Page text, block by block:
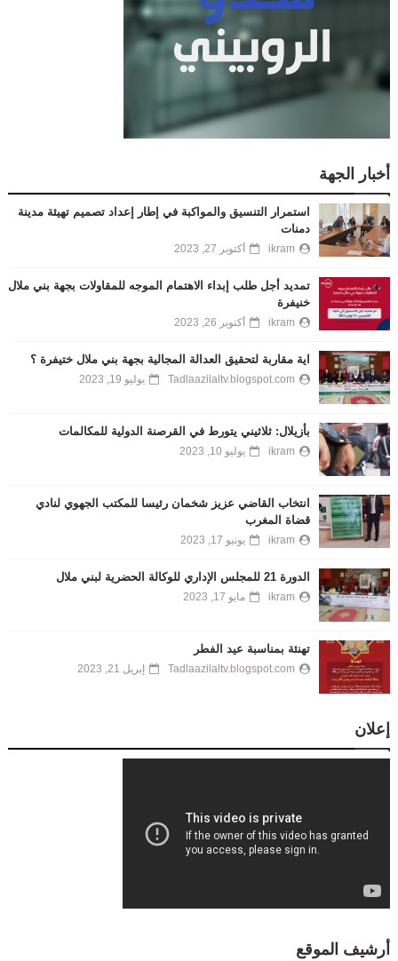
أخبار الجهة
استمرار التنسيق والمواكبة في إطار إعداد تصميم تهيئة مدينة
دمنات
ikram أكتوبر 27, 2023
تمديد أجل طلب إبداء الاهتمام الموجه للمقاولات بجهة بني ملال
خنيفرة
ikram أكتوبر 26, 2023
اية مقاربة لتحقيق العدالة المجالية بجهة بني ملال ختيفرة ؟
Tadlaazilaltv.blogspot.com يوليو 19, 2023
بأزيلال: ثلاثيني يتورط في القرصنة الدولية للمكالمات
ikram يوليو 10, 2023
انتخاب القاضي عزيز شخمان رئيسا للمكتب الجهوي لنادي
قضاة المغرب
ikram يونيو 17, 2023
الدورة 21 للمجلس الإداري للوكالة الحضرية لبني ملال
ikram مايو 17, 2023
تهنئة بمناسبة عيد الفطر
Tadlaazilaltv.blogspot.com إبريل 21, 2023
إعلان
أرشيف الموقع